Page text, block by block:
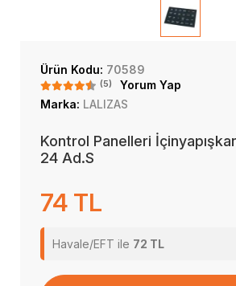
Ürün Kodu: 70589
(5)
Yorum Yap
Marka: LALIZAS
Kontrol Panelleri
24 Ad.S
74 TL
Havale/EFT ile 72 TL